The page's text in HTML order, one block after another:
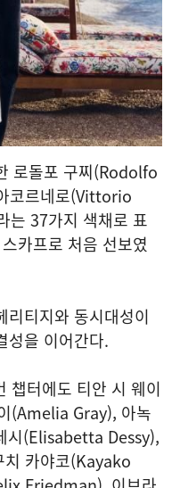
로돌포 구찌(Rodolfo
코르네로(Vittorio
는 37가지 색채로 표
카프로 처음 선보였
리티지와 동시대성이
성을 이어간다.
챕터에도 티안 시 웨이
(Amelia Gray), 아녹
시(Elisabetta Dessy),
카야코(Kayako